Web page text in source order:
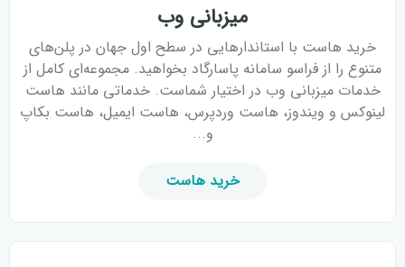
میزبانی وب
خرید هاست با استاندارهایی در سطح اول جهان در پلن‌های
متنوع را از فراسو سامانه پاسارگاد بخواهید. مجموعه‌ای کامل از
خدمات میزبانی وب در اختیار شماست. خدماتی مانند هاست
لینوکس و ویندوز، هاست وردپرس، هاست ایمیل، هاست بکاپ
و...
خرید هاست